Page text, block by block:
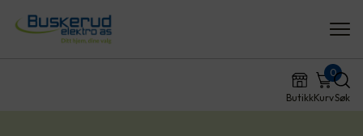
ButikkKurv
0
Søk